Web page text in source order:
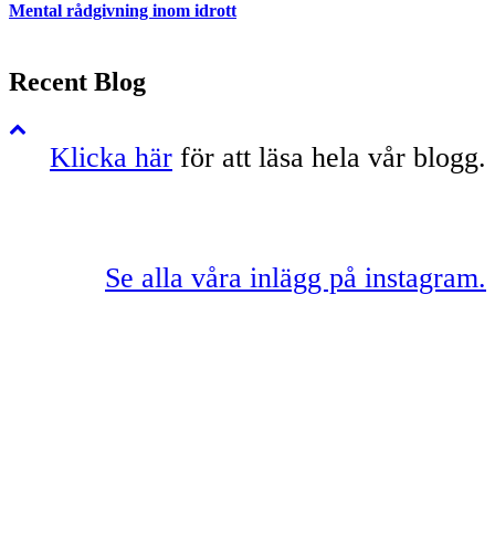
Mental rådgivning inom idrott
Recent Blog
Klicka här för att läsa hela vår blogg.
Se alla våra inlägg på instagram.